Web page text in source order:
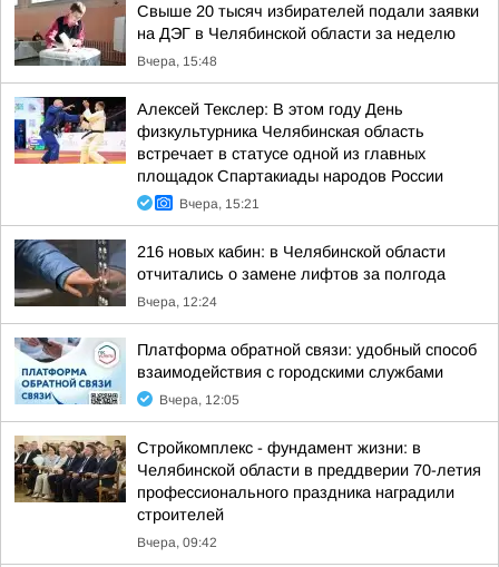
Свыше 20 тысяч избирателей подали заявки
на ДЭГ в Челябинской области за неделю
Вчера, 15:48
Алексей Текслер: В этом году День
физкультурника Челябинская область
встречает в статусе одной из главных
площадок Спартакиады народов России
Вчера, 15:21
216 новых кабин: в Челябинской области
отчитались о замене лифтов за полгода
Вчера, 12:24
Платформа обратной связи: удобный способ
взаимодействия с городскими службами
Вчера, 12:05
Стройкомплекс - фундамент жизни: в
Челябинской области в преддверии 70-летия
профессионального праздника наградили
строителей
Вчера, 09:42